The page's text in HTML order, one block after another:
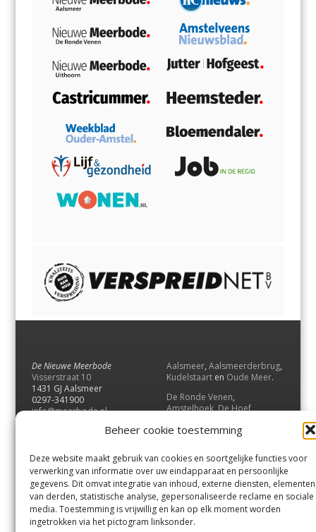
Beheer cookie toestemming
Deze website maakt gebruik van cookies en soortgelijke functies voor
verwerking van informatie over uw eindapparaat en persoonlijke
gegevens. Dit omvat integratie van inhoud, externe diensten, elementen
van derden, statistische analyse, gepersonaliseerde reclame en sociale
media. Toestemming is vrijwillig en kan op elk moment worden
ingetrokken via het pictogram linksonder.
De Nieuwe Meerbode
Visserstraat 10
1431 GJ Aalsmeer
0297-341900
info@meerbode.nl
Aalsmeer, Aalsmeerderbrug,
Kudelstaart en Oude Meer.
De Ronde Venen,
Amstelhoek,De Hoef,
Vrouwenakker,Waverveen
UithoornenDe Kwakel.
Contact
Andere uitgaven
Bezorgklacht